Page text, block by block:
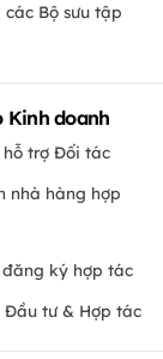
Bộ sưu tập
Kinh doanh
hỗ trợ Đối tác
nhà hàng hợp
ký hợp tác
Đầu tư & Hợp tác